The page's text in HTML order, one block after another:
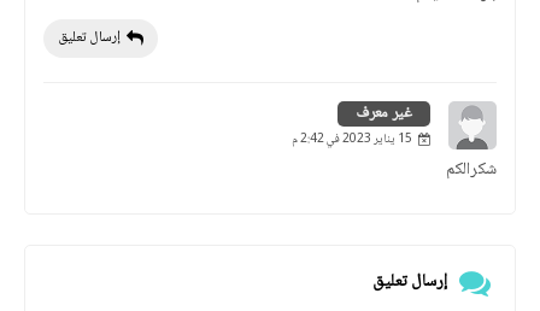
إرسال تعليق
غير معرف
15 يناير 2023 في 2:42 م
شكرالكم
إرسال تعليق